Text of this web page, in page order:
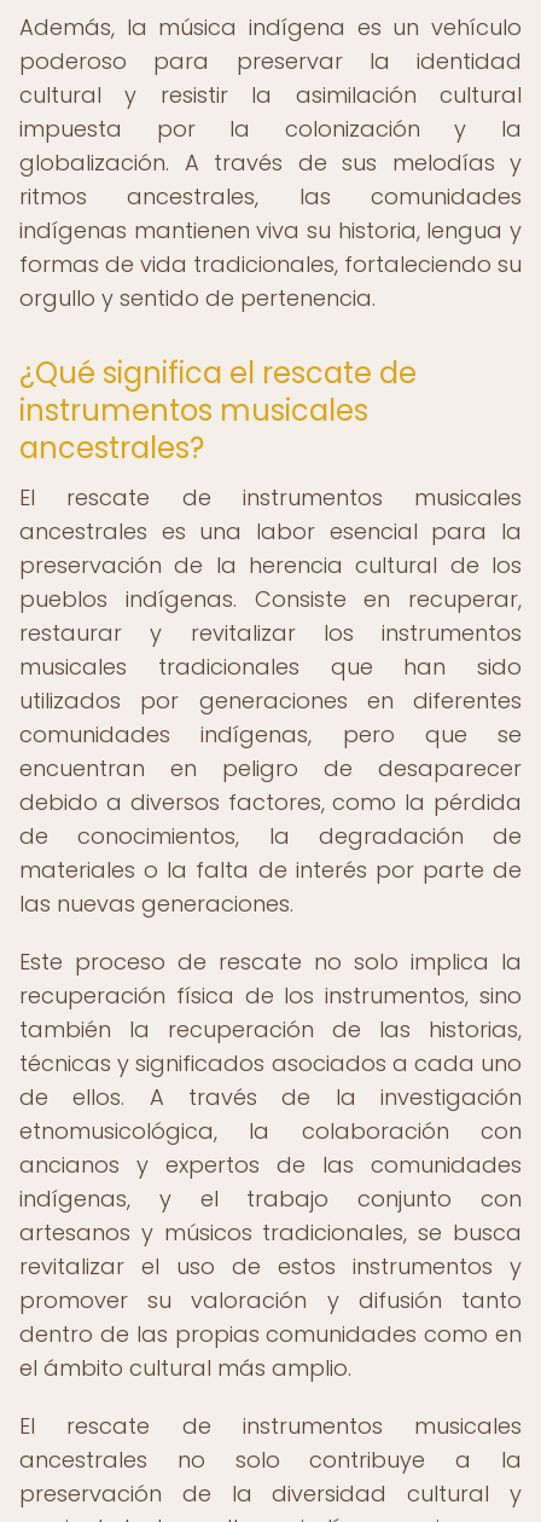
Además, la música indígena es un vehículo
poderoso para preservar la identidad
cultural y resistir la asimilación cultural
impuesta por la colonización y la
globalización. A través de sus melodías y
ritmos ancestrales, las comunidades
indígenas mantienen viva su historia, lengua y
formas de vida tradicionales, fortaleciendo su
orgullo y sentido de pertenencia.
¿Qué significa el rescate de
instrumentos musicales
ancestrales?
El rescate de instrumentos musicales
ancestrales es una labor esencial para la
preservación de la herencia cultural de los
pueblos indígenas. Consiste en recuperar,
restaurar y revitalizar los instrumentos
musicales tradicionales que han sido
utilizados por generaciones en diferentes
comunidades indígenas, pero que se
encuentran en peligro de desaparecer
debido a diversos factores, como la pérdida
de conocimientos, la degradación de
materiales o la falta de interés por parte de
las nuevas generaciones.
Este proceso de rescate no solo implica la
recuperación física de los instrumentos, sino
también la recuperación de las historias,
técnicas y significados asociados a cada uno
de ellos. A través de la investigación
etnomusicológica, la colaboración con
ancianos y expertos de las comunidades
indígenas, y el trabajo conjunto con
artesanos y músicos tradicionales, se busca
revitalizar el uso de estos instrumentos y
promover su valoración y difusión tanto
dentro de las propias comunidades como en
el ámbito cultural más amplio.
El rescate de instrumentos musicales
ancestrales no solo contribuye a la
preservación de la diversidad cultural y